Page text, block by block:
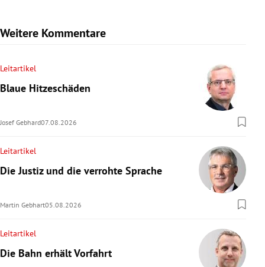
Weitere Kommentare
Leitartikel
Blaue Hitzeschäden
Josef Gebhard07.08.2026
Leitartikel
Die Justiz und die verrohte Sprache
Martin Gebhart05.08.2026
Leitartikel
Die Bahn erhält Vorfahrt